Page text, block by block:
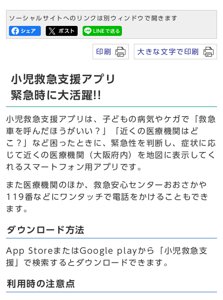
ソーシャルサイトへのリンクは別ウィンドウで開きます
印刷 大きな文字で印刷
小児救急支援アプリ
緊急時に大活躍!!
小児救急支援アプリは、子どもの病気やケガで「救急
車を呼んだほうがいい？」「近くの医療機関はど
こ？」など困ったときに、緊急性を判断し、症状に応
じて近くの医療機関（大阪府内）を地図に表示してく
れるスマートフォン用アプリです。
また医療機関のほか、救急安心センターおおさかや
119番などにワンタッチで電話をかけることもでき
ます。
ダウンロード方法
App StoreまたはGoogle playから「小児救急支
援」で検索するとダウンロードできます。
利用時の注意点